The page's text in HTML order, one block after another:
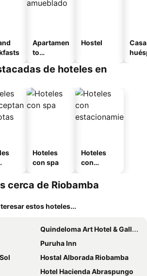
Apartamen
to
o
Hostel
de hoteles en
Hoteles
con spa
Hoteles
con
miento
cerca de Riobamba
estos hoteles...
Quindeloma Art Hotel & Gallery
Puruha Inn
Hostal Alborada Riobamba
Hotel Hacienda Abraspungo